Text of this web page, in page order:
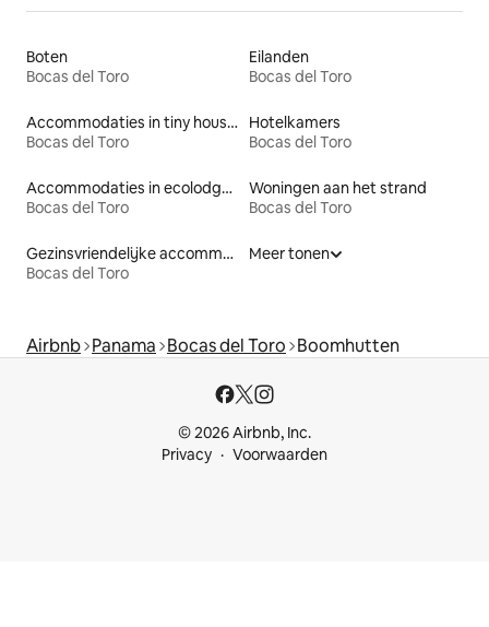
Boten
Bocas del Toro
Eilanden
Bocas del Toro
Accommodaties in tiny houses
Bocas del Toro
Hotelkamers
Bocas del Toro
Accommodaties in ecolodges
Bocas del Toro
Woningen aan het strand
Bocas del Toro
Gezinsvriendelijke accommodaties
Bocas del Toro
Meer tonen
Airbnb Panama Bocas del Toro Boomhutten
© 2026 Airbnb, Inc.
Privacy
Voorwaarden